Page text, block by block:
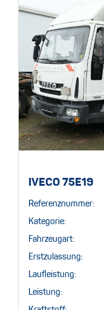
IVECO 75E19
Referenznummer:
Kategorie:
Fahrzeugart:
Erstzulassung:
Laufleistung:
Leistung: